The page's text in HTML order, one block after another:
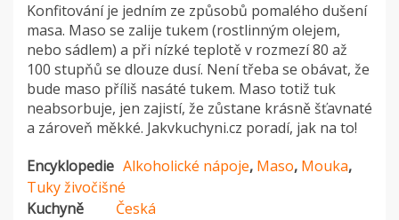
Konfitování je jedním ze způsobů pomalého dušení
masa. Maso se zalije tukem (rostlinným olejem,
nebo sádlem) a při nízké teplotě v rozmezí 80 až
100 stupňů se dlouze dusí. Není třeba se obávat, že
bude maso příliš nasáté tukem. Maso totiž tuk
neabsorbuje, jen zajistí, že zůstane krásně šťavnaté
a zároveň měkké. Jakvkuchyni.cz poradí, jak na to!
Encyklopedie Alkoholické nápoje, Maso, Mouka,
Tuky živočišné
Kuchyně
Česká